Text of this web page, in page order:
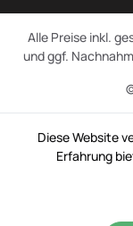
Alle Preise inkl.
und ggf.
Diese Website
Erfahrung